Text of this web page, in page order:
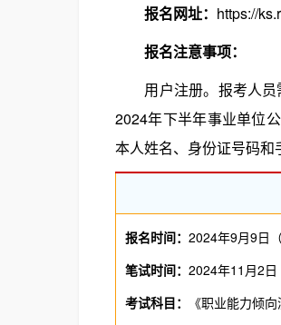
报名网址： https://
报名注意事项：
用户注册。报考人员需
2024年下半年事业单位
本人姓名、身份证号码和
报名时间： 2024年9月9日
笔试时间： 2024年11月2日
考试科目：
《职业能力倾